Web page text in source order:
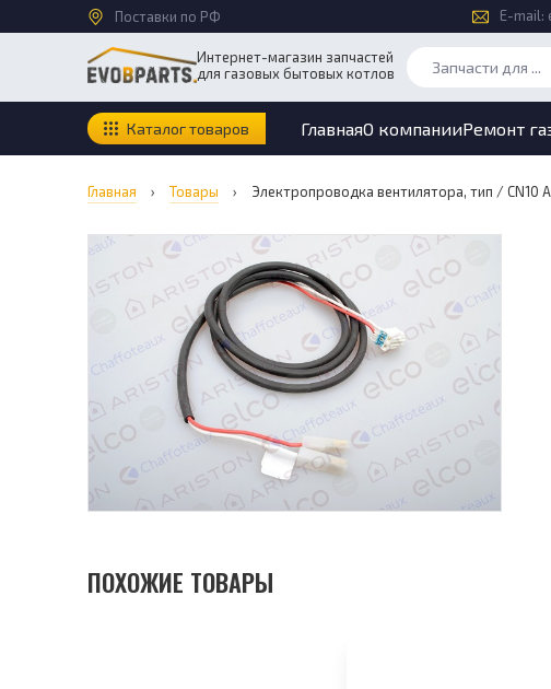
Поставки по РФ E-mail:
Интернет-магазин запчастей
для газовых бытовых котлов
Каталог товаров ГлавнаяО компанииРемонт
Главная › Товары › Электропроводка вентилятора, тип / CN10
ПОХОЖИЕ ТОВАРЫ